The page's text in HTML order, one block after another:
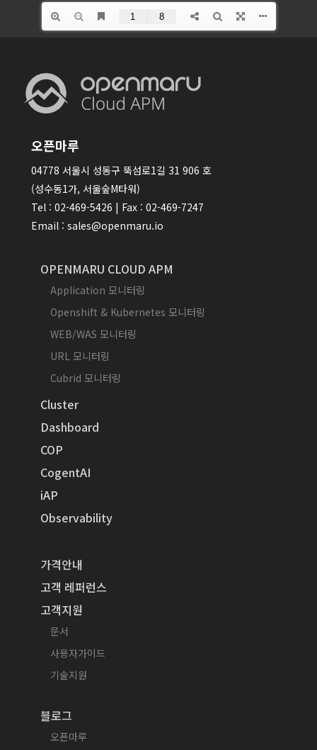
오픈마루
04778 서울시 성동구 뚝섬로1길 31 906 호
(성수동1가, 서울숲M타워)
Tel : 02-469-5426 | Fax : 02-469-7247
Email : sales@openmaru.io
OPENMARU CLOUD APM
Application 모니터링
Openshift & Kubernetes 모니터링
WEB/WAS 모니터링
URL 모니터링
Cubrid 모니터링
Cluster
Dashboard
COP
CogentAI
iAP
Observability
가격안내
고객 레퍼런스
고객지원
문서
사용자가이드
기술지원
블로그
오픈마루